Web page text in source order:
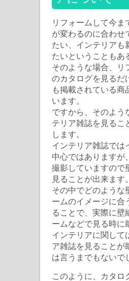
リフォームして今ま
が変わるのに合わせ
たい、インテリアも
たいということもあ
そのような場合、リ
のカタログを見るだ
も掲載されている商
います。
ですから、そのよう
テリア雑誌を見るこ
します。
インテリア雑誌では
中心ではありますが
撮影していますので
見ることが出来ます。
その中でどのような
ームのイメージに合
ることで、実際に壁
ームなどで見る時に
インテリアに関して
ア雑誌を見ることが
は言うまでもないで
このように、カタロ